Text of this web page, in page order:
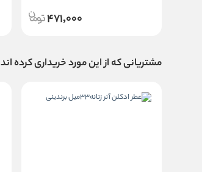
471,000
مشتریانی که از این مورد خریداری کرده اند